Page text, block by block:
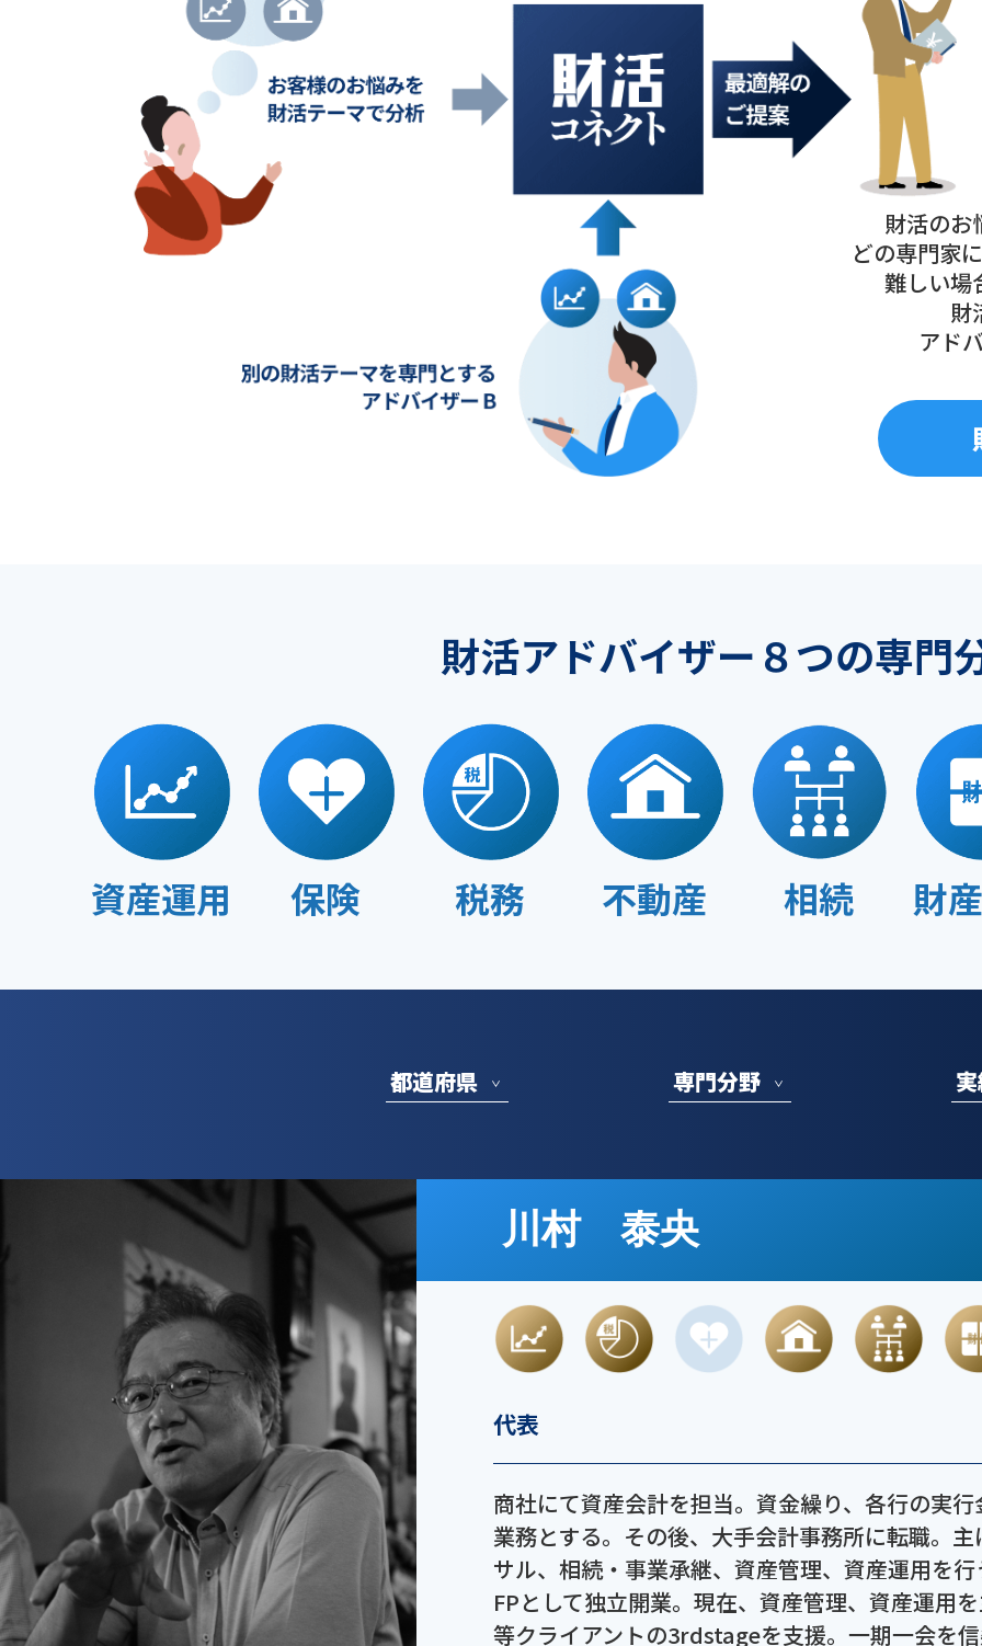
財活のお
どの専門家
難しい場
財
アド
財活アドバイザー８つの専門
資産運用 保険 税務 不動産 相続 財
川村 泰央
代表
商社にて資産会計を担当。資金繰り、各行の実
業務とする。その後、大手会計事務所に転職。
サル、相続・事業承継、資産管理、資産運用を
FPとして独立開業。現在、資産管理、資産運用
等クライアントの3rdstageを支援。一期一会を